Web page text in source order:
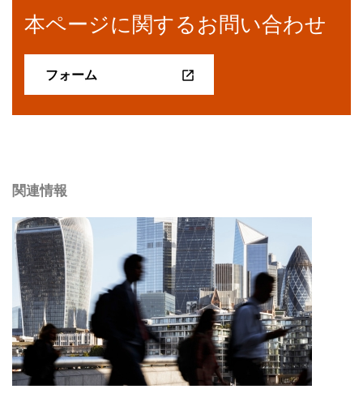
本ページに関するお問い合わせ
フォーム
関連情報